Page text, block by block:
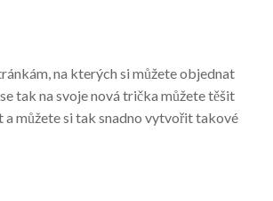
na kterých si můžete objednat
tak na svoje nová trička můžete těšit
můžete si tak snadno vytvořit takové